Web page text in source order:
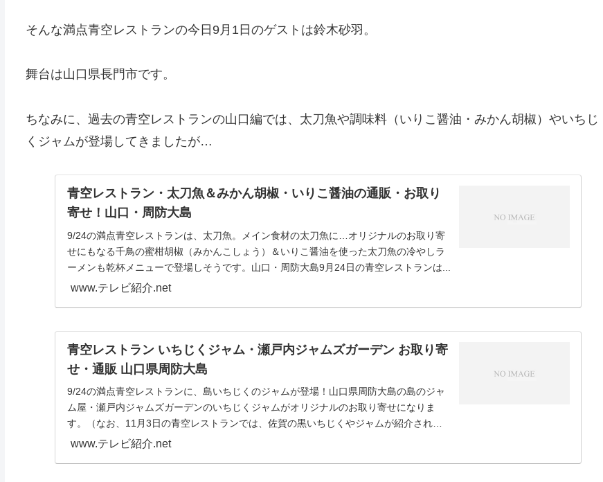
そんな満点青空レストランの今日9月1日のゲストは鈴木砂羽。
舞台は山口県長門市です。
ちなみに、過去の青空レストランの山口編では、太刀魚や調味料（いりこ醤油・みかん胡椒）やいちじ
くジャムが登場してきましたが…
青空レストラン・太刀魚＆みかん胡椒・いりこ醤油の通販・お取り
寄せ！山口・周防大島
9/24の満点青空レストランは、太刀魚。メイン食材の太刀魚に…オリジナルのお取り寄
せにもなる千鳥の蜜柑胡椒（みかんこしょう）＆いりこ醤油を使った太刀魚の冷やしラ
ーメンも乾杯メニューで登場しそうです。山口・周防大島9月24日の青空レストランは...
www.テレビ紹介.net
青空レストラン いちじくジャム・瀬戸内ジャムズガーデン お取り寄
せ・通販 山口県周防大島
9/24の満点青空レストランに、島いちじくのジャムが登場！山口県周防大島の島のジャ
ム屋・瀬戸内ジャムズガーデンのいちじくジャムがオリジナルのお取り寄せになりま
す。（なお、11月3日の青空レストランでは、佐賀の黒いちじくやジャムが紹介されて
い...
www.テレビ紹介.net